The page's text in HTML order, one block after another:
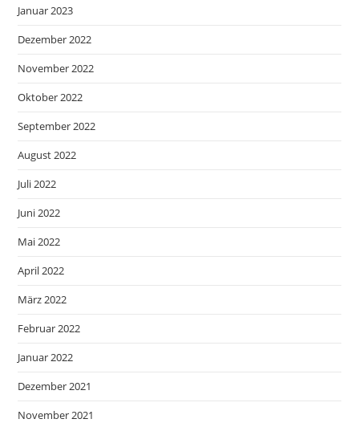
Januar 2023
Dezember 2022
November 2022
Oktober 2022
September 2022
August 2022
Juli 2022
Juni 2022
Mai 2022
April 2022
März 2022
Februar 2022
Januar 2022
Dezember 2021
November 2021